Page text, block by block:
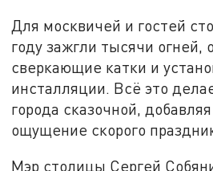
Для москвичей и гостей
году зажгли тысячи огней,
сверкающие катки и
инсталляции. Всё это
города сказочной,
ощущение скорого
Мэр столицы Сергей